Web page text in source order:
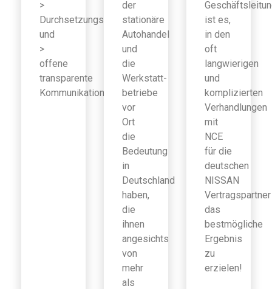
>
Durchsetzungsfähigkeit
und
>
offene
transparente
Kommunikation
der
stationäre
Autohandel
und
die
Werkstatt-
betriebe
vor
Ort
die
Bedeutung
in
Deutschland
haben,
die
ihnen
angesichts
von
mehr
als
ist es,
in den
oft
langwierigen
und
komplizierten
Verhandlungen
mit
NCE
für die
deutschen
NISSAN
Vertragspartner
das
bestmögliche
Ergebnis
zu
erzielen!